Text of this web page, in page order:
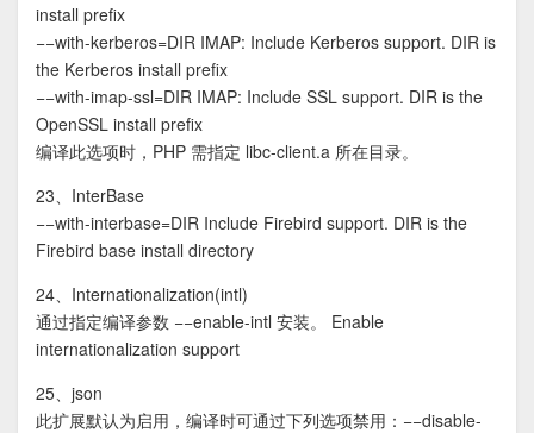
install prefix
−−with-kerberos=DIR IMAP: Include Kerberos support. DIR is
the Kerberos install prefix
−−with-imap-ssl=DIR IMAP: Include SSL support. DIR is the
OpenSSL install prefix
编译此选项时，PHP 需指定 libc-client.a 所在目录。
23、InterBase
−−with-interbase=DIR Include Firebird support. DIR is the
Firebird base install directory
24、Internationalization(intl)
通过指定编译参数 −−enable-intl 安装。 Enable
internationalization support
25、json
此扩展默认为启用，编译时可通过下列选项禁用：−−disable-